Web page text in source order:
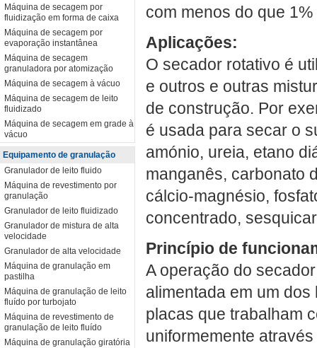
Máquina de secagem por
fluidização em forma de caixa
Máquina de secagem por
evaporação instantânea
Máquina de secagem
granuladora por atomização
Máquina de secagem à vácuo
Máquina de secagem de leito
fluidizado
Máquina de secagem em grade à
vácuo
Equipamento de granulação
Granulador de leito fluido
Máquina de revestimento por
granulação
Granulador de leito fluidizado
Granulador de mistura de alta
velocidade
Granulador de alta velocidade
Máquina de granulação em
pastilha
Máquina de granulação de leito
fluído por turbojato
Máquina de revestimento de
granulação de leito fluído
Máquina de granulação giratória
com menos do que
Aplicações:
O secador rotativo é
e outros e outras
de construção. Por
é usada para secar o
amónio, ureia, etano
manganês, carbonato
cálcio-magnésio,
concentrado,
Princípio de
A operação do
alimentada em um
placas que trabalham
uniformemente